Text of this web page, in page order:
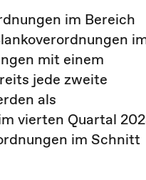
im Bereich
mit einem
jede zweite
als
vierten Quartal
im Schnitt